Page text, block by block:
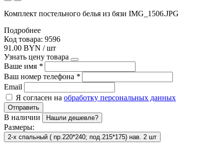
Комплект постельного белья из бязи IMG_1506.JPG
Подробнее
Код товара: 9596
91.00 BYN / шт
Узнать цену товара
Ваше имя *
Ваш номер телефона *
Email
Я согласен на обработку персональных данных
Отправить
В наличии Нашли дешевле?
Размеры:
2-х спальный ( пр.220*240; под.215*175) нав. 2 шт